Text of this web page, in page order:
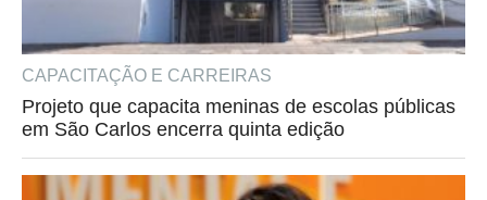
CAPACITAÇÃO E CARREIRAS
Projeto que capacita meninas de escolas públicas
em São Carlos encerra quinta edição